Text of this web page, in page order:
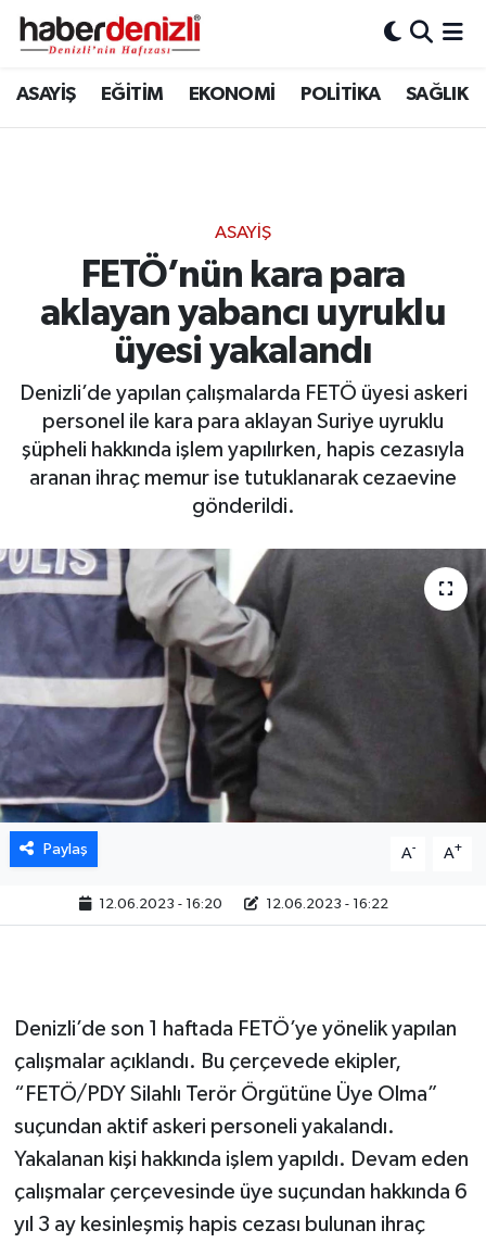
ASAYİŞ EĞİTİM EKONOMİ POLİTİKA SAĞLIK
ASAYİŞ
FETÖ’nün kara para
aklayan yabancı uyruklu
üyesi yakalandı
Denizli’de yapılan çalışmalarda FETÖ üyesi askeri
personel ile kara para aklayan Suriye uyruklu
şüpheli hakkında işlem yapılırken, hapis cezasıyla
aranan ihraç memur ise tutuklanarak cezaevine
gönderildi.
Paylaş A- A+
12.06.2023 - 16:20 12.06.2023 - 16:22
Denizli’de son 1 haftada FETÖ’ye yönelik yapılan
çalışmalar açıklandı. Bu çerçevede ekipler,
“FETÖ/PDY Silahlı Terör Örgütüne Üye Olma”
suçundan aktif askeri personeli yakalandı.
Yakalanan kişi hakkında işlem yapıldı. Devam eden
çalışmalar çerçevesinde üye suçundan hakkında 6
yıl 3 ay kesinleşmiş hapis cezası bulunan ihraç
Denizli Nöbetçi Eczaneler
Puan Durumu ve Fikstür
Tüm Manşetler
Son Dakika Haberleri
Haber Arşivi